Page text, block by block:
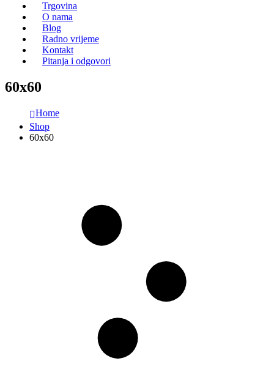
Trgovina
O nama
Blog
Radno vrijeme
Kontakt
Pitanja i odgovori
60x60
Home
Shop
60x60